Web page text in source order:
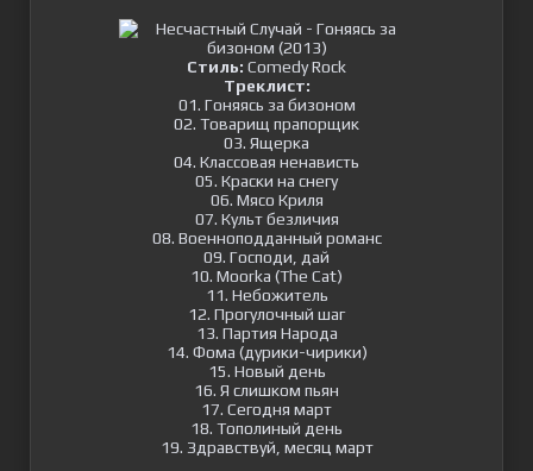
Стиль: Comedy Rock
Tреклист:
01. Гоняясь за бизоном
02. Товарищ прапорщик
03. Ящерка
04. Классовая ненависть
05. Краски на снегу
06. Мясо Криля
07. Культ безличия
08. Военноподданный романс
09. Господи, дай
10. Moorka (The Cat)
11. Небожитель
12. Прогулочный шаг
13. Партия Народа
14. Фома (дурики-чирики)
15. Новый день
16. Я слишком пьян
17. Сегодня март
18. Тополиный день
19. Здравствуй, месяц март